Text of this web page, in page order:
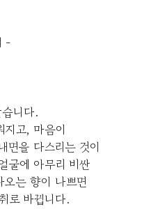
-
니다.
고, 마음이
면을 다스리는 것이
굴에 아무리 비싼
는 향이 나쁘면
로 바뀝니다.